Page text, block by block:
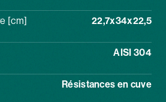
[cm] 22,7x34x22,5
AISI 304
Résistances en cuve